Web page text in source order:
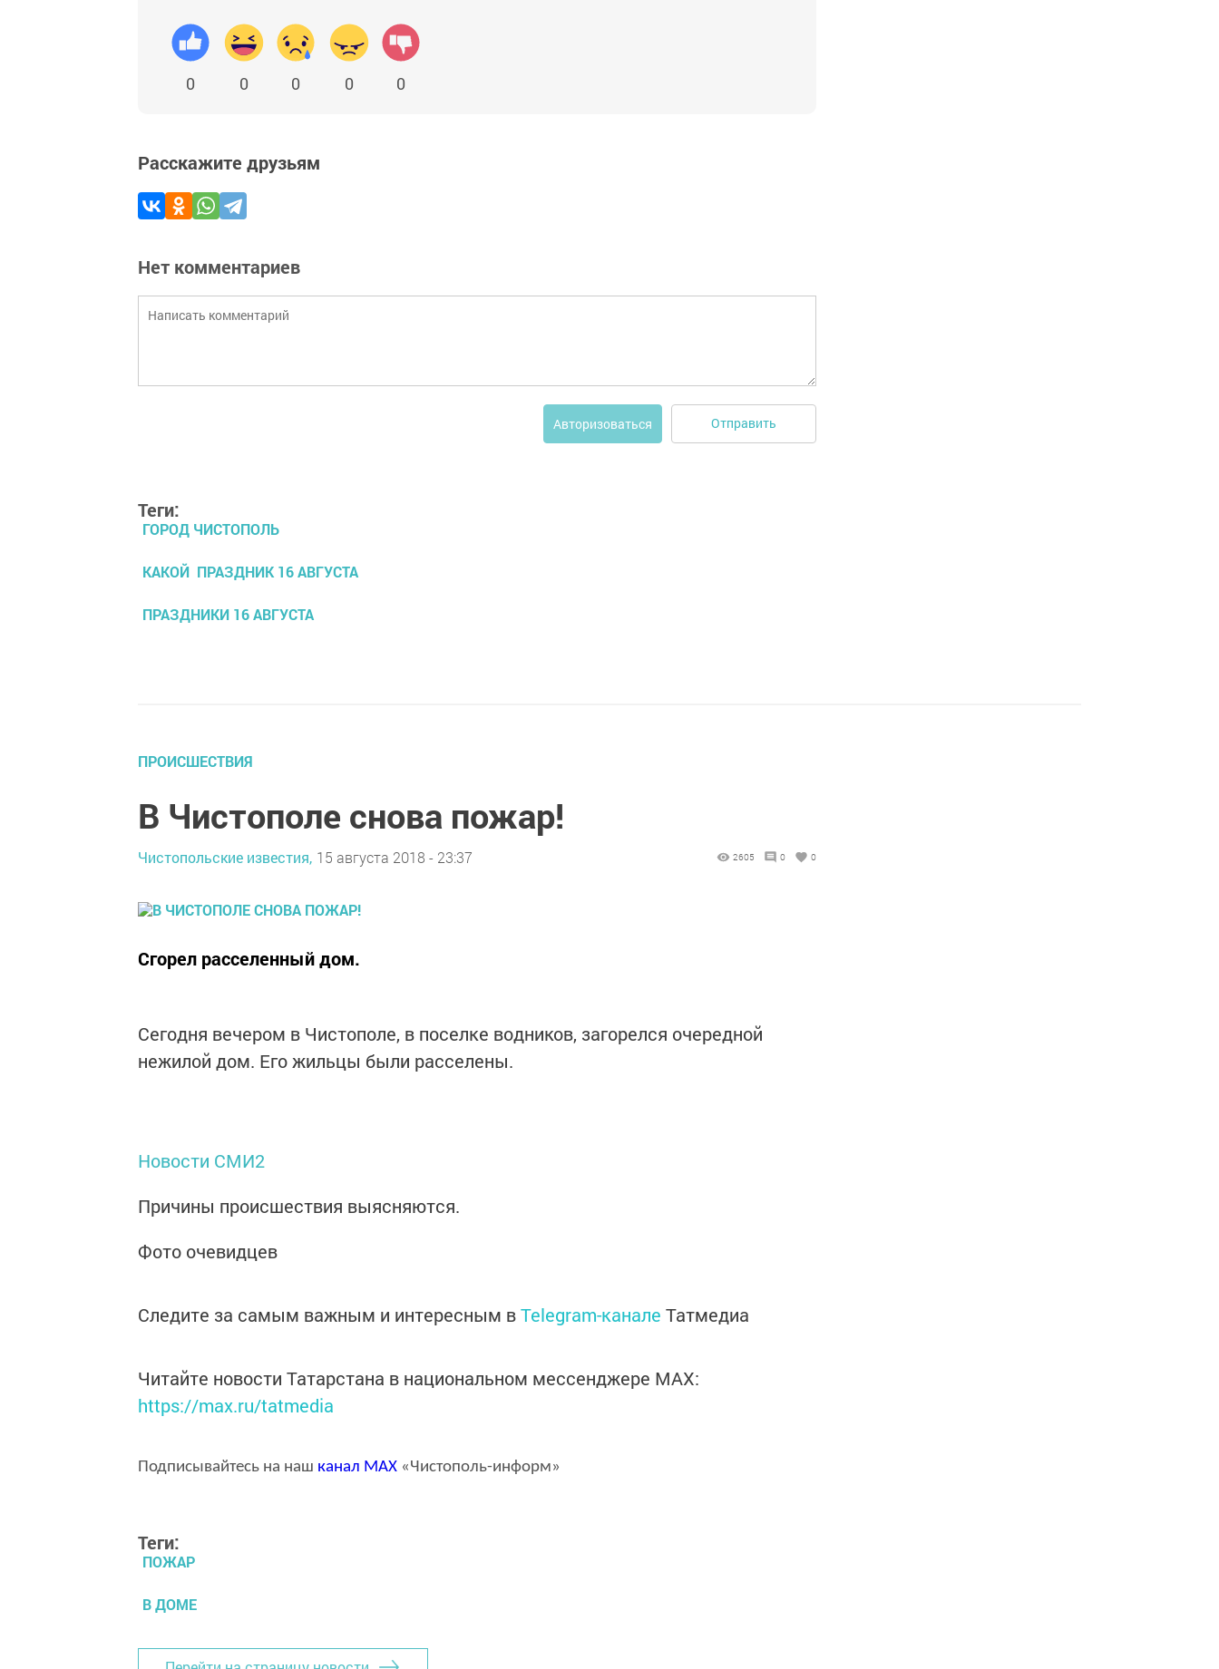
0 0 0 0 0
Расскажите друзьям
Нет комментариев
Авторизоваться Отправить
Теги:
ГОРОД ЧИСТОПОЛЬ
КАКОЙ ПРАЗДНИК 16 АВГУСТА
ПРАЗДНИКИ 16 АВГУСТА
ПРОИСШЕСТВИЯ
В Чистополе снова пожар!
Чистопольские известия, 15 августа 2018 - 23:37 2605 0 0
Сгорел расселенный дом.
Сегодня вечером в Чистополе, в поселке водников, загорелся очередной
нежилой дом. Его жильцы были расселены.
Новости СМИ2
Причины происшествия выясняются.
Фото очевидцев
Следите за самым важным и интересным вTelegram-канале Татмедиа
Читайте новости Татарстана в национальном мессенджере MАХ:
https://max.ru/tatmedia
Подписывайтесь на наш канал MAX «Чистополь-информ»
Теги:
ПОЖАР
В ДОМЕ